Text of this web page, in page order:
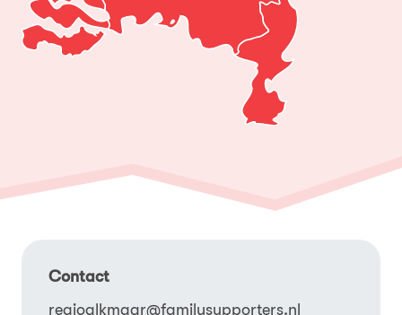
Contact
regioalkmaar@familysupporters.nl